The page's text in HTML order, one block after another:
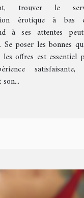
trouver le
érotique à bas
à ses attentes
Se poser les bonnes
offres est essentiel